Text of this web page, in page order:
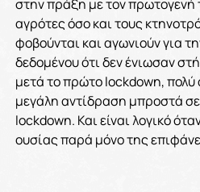
στην πράξη με τον πρωτογενή
αγρότες όσο και τους
φοβούνται και αγωνιούν για
δεδομένου ότι δεν ένιωσαν
μετά το πρώτο lockdown,
μεγάλη αντίδραση μπροστά
lockdown. Και είναι λογικό
ουσίας παρά μόνο της